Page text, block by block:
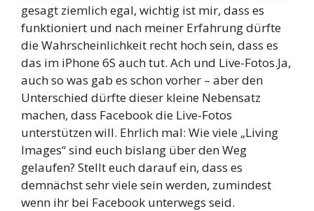
gesagt ziemlich egal, wichtig ist mir, dass es
funktioniert und nach meiner Erfahrung dürfte
die Wahrscheinlichkeit recht hoch sein, dass es
das im iPhone 6S auch tut. Ach und Live-Fotos.Ja,
auch so was gab es schon vorher – aber den
Unterschied dürfte dieser kleine Nebensatz
machen, dass Facebook die Live-Fotos
unterstützen will. Ehrlich mal: Wie viele „Living
Images“ sind euch bislang über den Weg
gelaufen? Stellt euch darauf ein, dass es
demnächst sehr viele sein werden, zumindest
wenn ihr bei Facebook unterwegs seid.